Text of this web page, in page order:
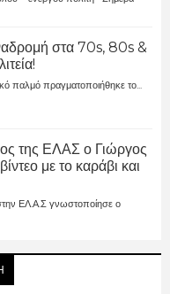
στα 70s, 80s &
παλμό πραγματοποιήθηκε το...
της ΕΛΑΣ ο Γιώργος
με το καράβι και
ΕΛ.Α.Σ γνωστοποίησε ο